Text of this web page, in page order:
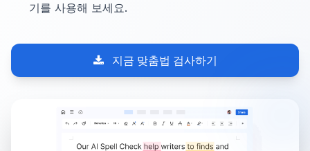
기를 사용해 보세요.
지금 맞춤법 검사하기